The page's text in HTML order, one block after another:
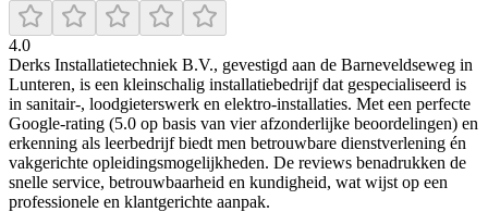
4.0
Derks Installatietechniek B.V., gevestigd aan de Barneveldseweg in
Lunteren, is een kleinschalig installatiebedrijf dat gespecialiseerd is
in sanitair-, loodgieterswerk en elektro-installaties. Met een perfecte
Google-rating (5.0 op basis van vier afzonderlijke beoordelingen) en
erkenning als leerbedrijf biedt men betrouwbare dienstverlening én
vakgerichte opleidingsmogelijkheden. De reviews benadrukken de
snelle service, betrouwbaarheid en kundigheid, wat wijst op een
professionele en klantgerichte aanpak.